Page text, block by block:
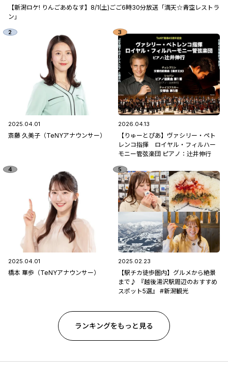
【新潟ロケ! りんごあめなす】8/1(土)ごご6時30分放送「満天☆青空レストラ
ン」
2025.04.01
斎藤 久美子（TeNYアナウンサー）
2026.04.13
【りゅーとぴあ】ヴァシリー・ペト
レンコ指揮 ロイヤル・フィルハー
モニー管弦楽団 ピアノ：辻󠄀井伸行
2025.04.01
橋本 華歩（TeNYアナウンサー）
2025.02.23
【駅チカ徒歩圏内】グルメから絶景
まで♪ 『越後湯沢駅周辺のおすすめ
スポット5選』 #新潟観光
ランキングをもっと見る